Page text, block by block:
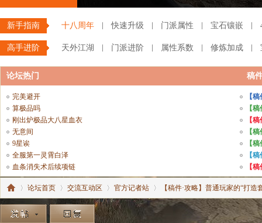
新手指南 十八周年 快速升级 门派属性 宝石镶嵌
高手进阶 天外江湖 门派进阶 属性系数 修炼加成
论坛热门 稿
完美避开
算极品吗
刚出炉极品大八星血衣
无意间
9星诶
全服第一灵霄白泽
血条消失术后续项链
【
【
【
【
【
【
【
论坛首页 交流互动区 官方记者站 【稿件·攻略】普通玩家的“打造